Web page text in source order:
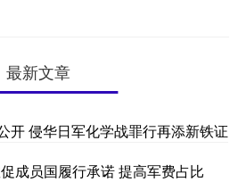
最新文章
开 侵华日军化学战罪行再添新铁证
成员国履行承诺 提高军费占比